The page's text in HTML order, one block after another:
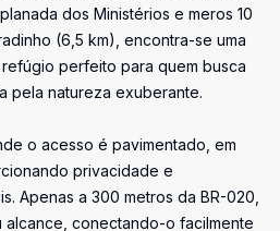
dos Ministérios e meros 10
(6,5 km), encontra-se uma
perfeito para quem busca
pela natureza exuberante.
o acesso é pavimentado, em
privacidade e
Apenas a 300 metros da BR-020,
conectando-o facilmente